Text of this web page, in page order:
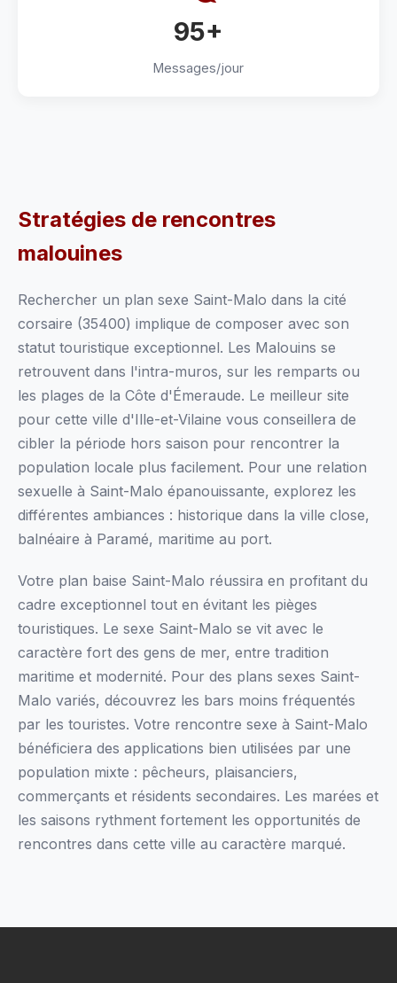
95+
Messages/jour
Stratégies de rencontres
malouines
Rechercher un plan sexe Saint-Malo dans la cité
corsaire (35400) implique de composer avec son
statut touristique exceptionnel. Les Malouins se
retrouvent dans l'intra-muros, sur les remparts ou
les plages de la Côte d'Émeraude. Le meilleur site
pour cette ville d'Ille-et-Vilaine vous conseillera de
cibler la période hors saison pour rencontrer la
population locale plus facilement. Pour une relation
sexuelle à Saint-Malo épanouissante, explorez les
différentes ambiances : historique dans la ville close,
balnéaire à Paramé, maritime au port.
Votre plan baise Saint-Malo réussira en profitant du
cadre exceptionnel tout en évitant les pièges
touristiques. Le sexe Saint-Malo se vit avec le
caractère fort des gens de mer, entre tradition
maritime et modernité. Pour des plans sexes Saint-
Malo variés, découvrez les bars moins fréquentés
par les touristes. Votre rencontre sexe à Saint-Malo
bénéficiera des applications bien utilisées par une
population mixte : pêcheurs, plaisanciers,
commerçants et résidents secondaires. Les marées et
les saisons rythment fortement les opportunités de
rencontres dans cette ville au caractère marqué.